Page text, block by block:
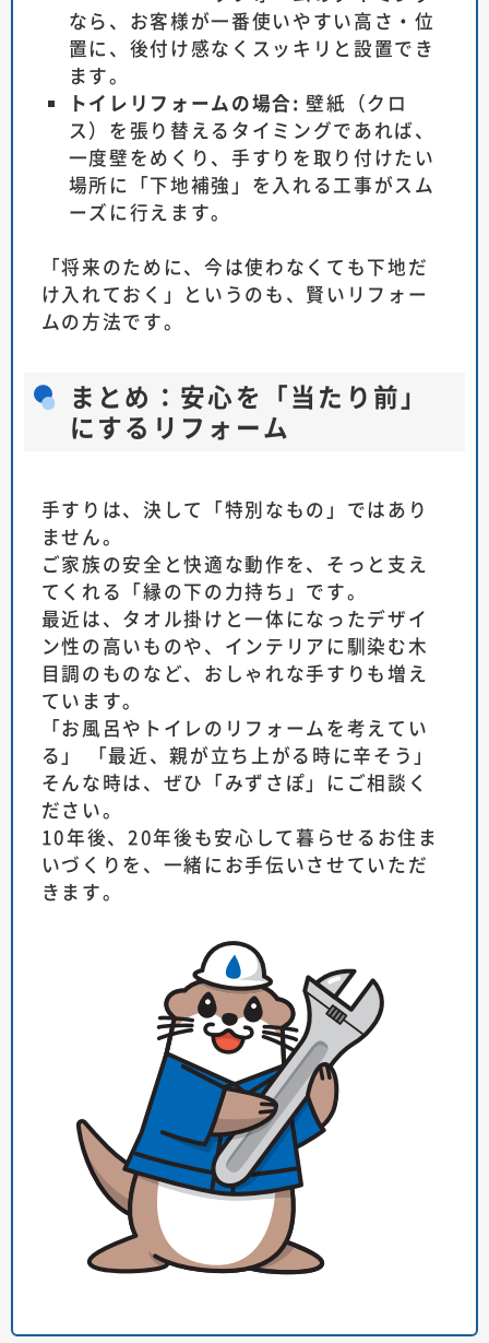
なら、お客様が一番使いやすい高さ・位
置に、後付け感なくスッキリと設置でき
ます。
トイレリフォームの場合: 壁紙（クロ
ス）を張り替えるタイミングであれば、
一度壁をめくり、手すりを取り付けたい
場所に「下地補強」を入れる工事がスム
ーズに行えます。
「将来のために、今は使わなくても下地だ
け入れておく」というのも、賢いリフォー
ムの方法です。
まとめ：安心を「当たり前」
にするリフォーム
手すりは、決して「特別なもの」ではあり
ません。
ご家族の安全と快適な動作を、そっと支え
てくれる「縁の下の力持ち」です。
最近は、タオル掛けと一体になったデザイ
ン性の高いものや、インテリアに馴染む木
目調のものなど、おしゃれな手すりも増え
ています。
「お風呂やトイレのリフォームを考えてい
る」 「最近、親が立ち上がる時に辛そう」
そんな時は、ぜひ「みずさぽ」にご相談く
ださい。
10年後、20年後も安心して暮らせるお住ま
いづくりを、一緒にお手伝いさせていただ
きます。